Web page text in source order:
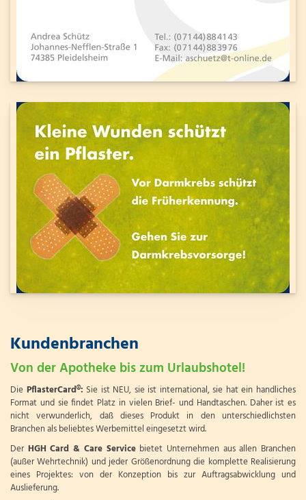
Kundenbranchen
Von der Apotheke bis zum Urlaubshotel!
Die PflasterCard®: Sie ist NEU, sie ist international, sie hat ein handliches
Format und sie findet Platz in vielen Brief- und Handtaschen. Daher ist es
nicht verwunderlich, daß dieses Produkt in den unterschiedlichsten
Branchen als beliebtes Werbemittel eingesetzt wird.
Der HGH Card & Care Service bietet Unternehmen aus allen Branchen
(außer Wehrtechnik) und jeder Größenordnung die komplette Realisierung
eines Projektes: von der Konzeption bis zur Auftragsabwicklung und
Auslieferung.